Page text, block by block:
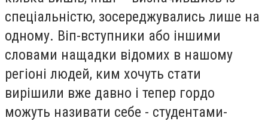
спеціальністю, зосереджувались лише на
одному. Віп-вступники або іншими
словами нащадки відомих в нашому
регіоні людей, ким хочуть стати
вирішили вже давно і тепер гордо
можуть називати себе - студентами-